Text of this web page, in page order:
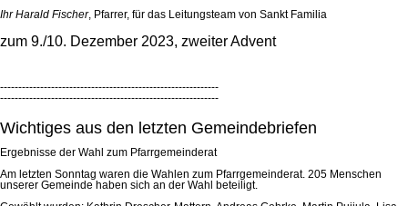
Ihr Harald Fischer, Pfarrer, für das Leitungsteam von Sankt Familia
zum 9./10. Dezember 2023, zweiter Advent
------------------------------------------------------------
------------------------------------------------------------
Wichtiges aus den letzten Gemeindebriefen
Ergebnisse der Wahl zum Pfarrgemeinderat
Am letzten Sonntag waren die Wahlen zum Pfarrgemeinderat. 205 Menschen
unserer Gemeinde haben sich an der Wahl beteiligt.